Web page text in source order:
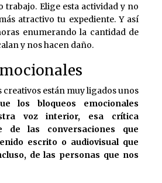
trabajo. Elige esta actividad y no
atractivo tu expediente. Y así
enumerando la cantidad de
y nos hacen daño.
creativos están muy ligados unos
los bloqueos emocionales
voz interior, esa crítica
de las conversaciones que
escrito o audiovisual que
de las personas que nos